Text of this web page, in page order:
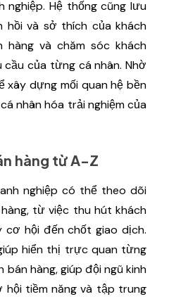
Hệ thống cũng lưu
hồi và sở thích của khách
hàng và chăm sóc khách
cầu của từng cá nhân. Nhờ
xây dựng mối quan hệ bền
nhân hóa trải nghiệm của
hàng từ A-Z
nghiệp có thể theo dõi
từ việc thu hút khách
cơ hội đến chốt giao dịch.
hiển thị trực quan từng
hàng, giúp đội ngũ kinh
hội tiềm năng và tập trung